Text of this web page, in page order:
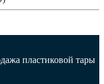
пластиковой тары